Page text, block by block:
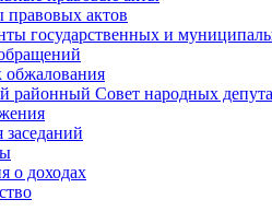
правовых актов
государственных и
обжалования
районный Совет народных
о доходах